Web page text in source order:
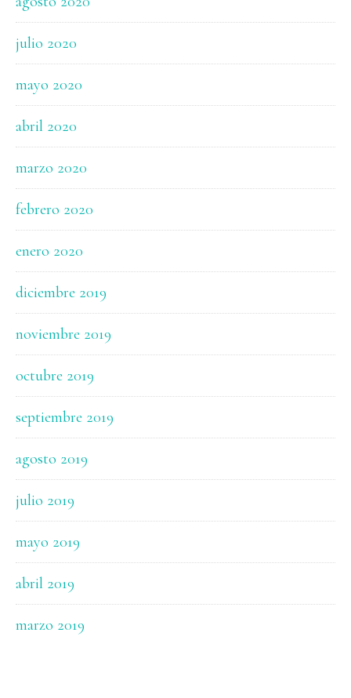
julio 2020
mayo 2020
abril 2020
marzo 2020
febrero 2020
enero 2020
diciembre 2019
noviembre 2019
octubre 2019
septiembre 2019
agosto 2019
julio 2019
mayo 2019
abril 2019
marzo 2019